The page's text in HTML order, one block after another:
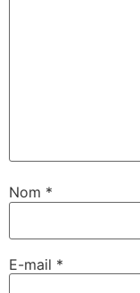
Nom *
E-mail *